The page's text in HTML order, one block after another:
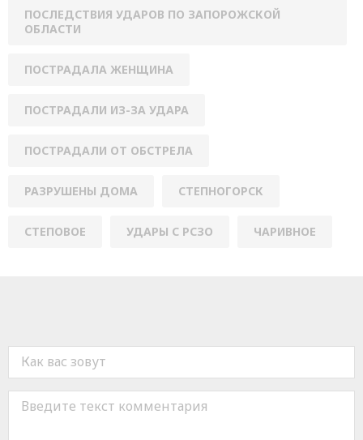
ПОСЛЕДСТВИЯ УДАРОВ ПО ЗАПОРОЖСКОЙ
ОБЛАСТИ
ПОСТРАДАЛА ЖЕНЩИНА
ПОСТРАДАЛИ ИЗ-ЗА УДАРА
ПОСТРАДАЛИ ОТ ОБСТРЕЛА
РАЗРУШЕНЫ ДОМА СТЕПНОГОРСК
СТЕПОВОЕ УДАРЫ С РСЗО ЧАРИВНОЕ